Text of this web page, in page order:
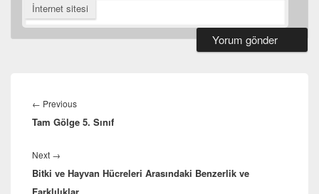
İnternet sitesi
gezinmesi
← PreviousPrevious
post:
Tam Gölge 5. Sınıf
Next →
post:
Bitki ve Hayvan Hücreleri Arasındaki Benzerlik ve